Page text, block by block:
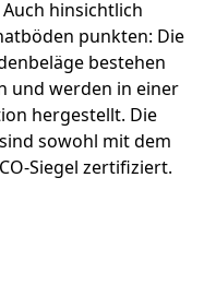
hinsichtlich
punkten: Die
bestehen
und werden in einer
hergestellt. Die
sowohl mit dem
Siegel zertifiziert.